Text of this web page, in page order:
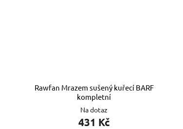
Rawfan Mrazem sušený kuřecí BARF
kompletní
Na dotaz
431 Kč